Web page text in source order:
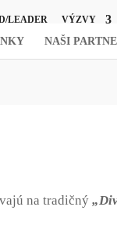
LEADER VÝZVY
NAŠI
na tradičný